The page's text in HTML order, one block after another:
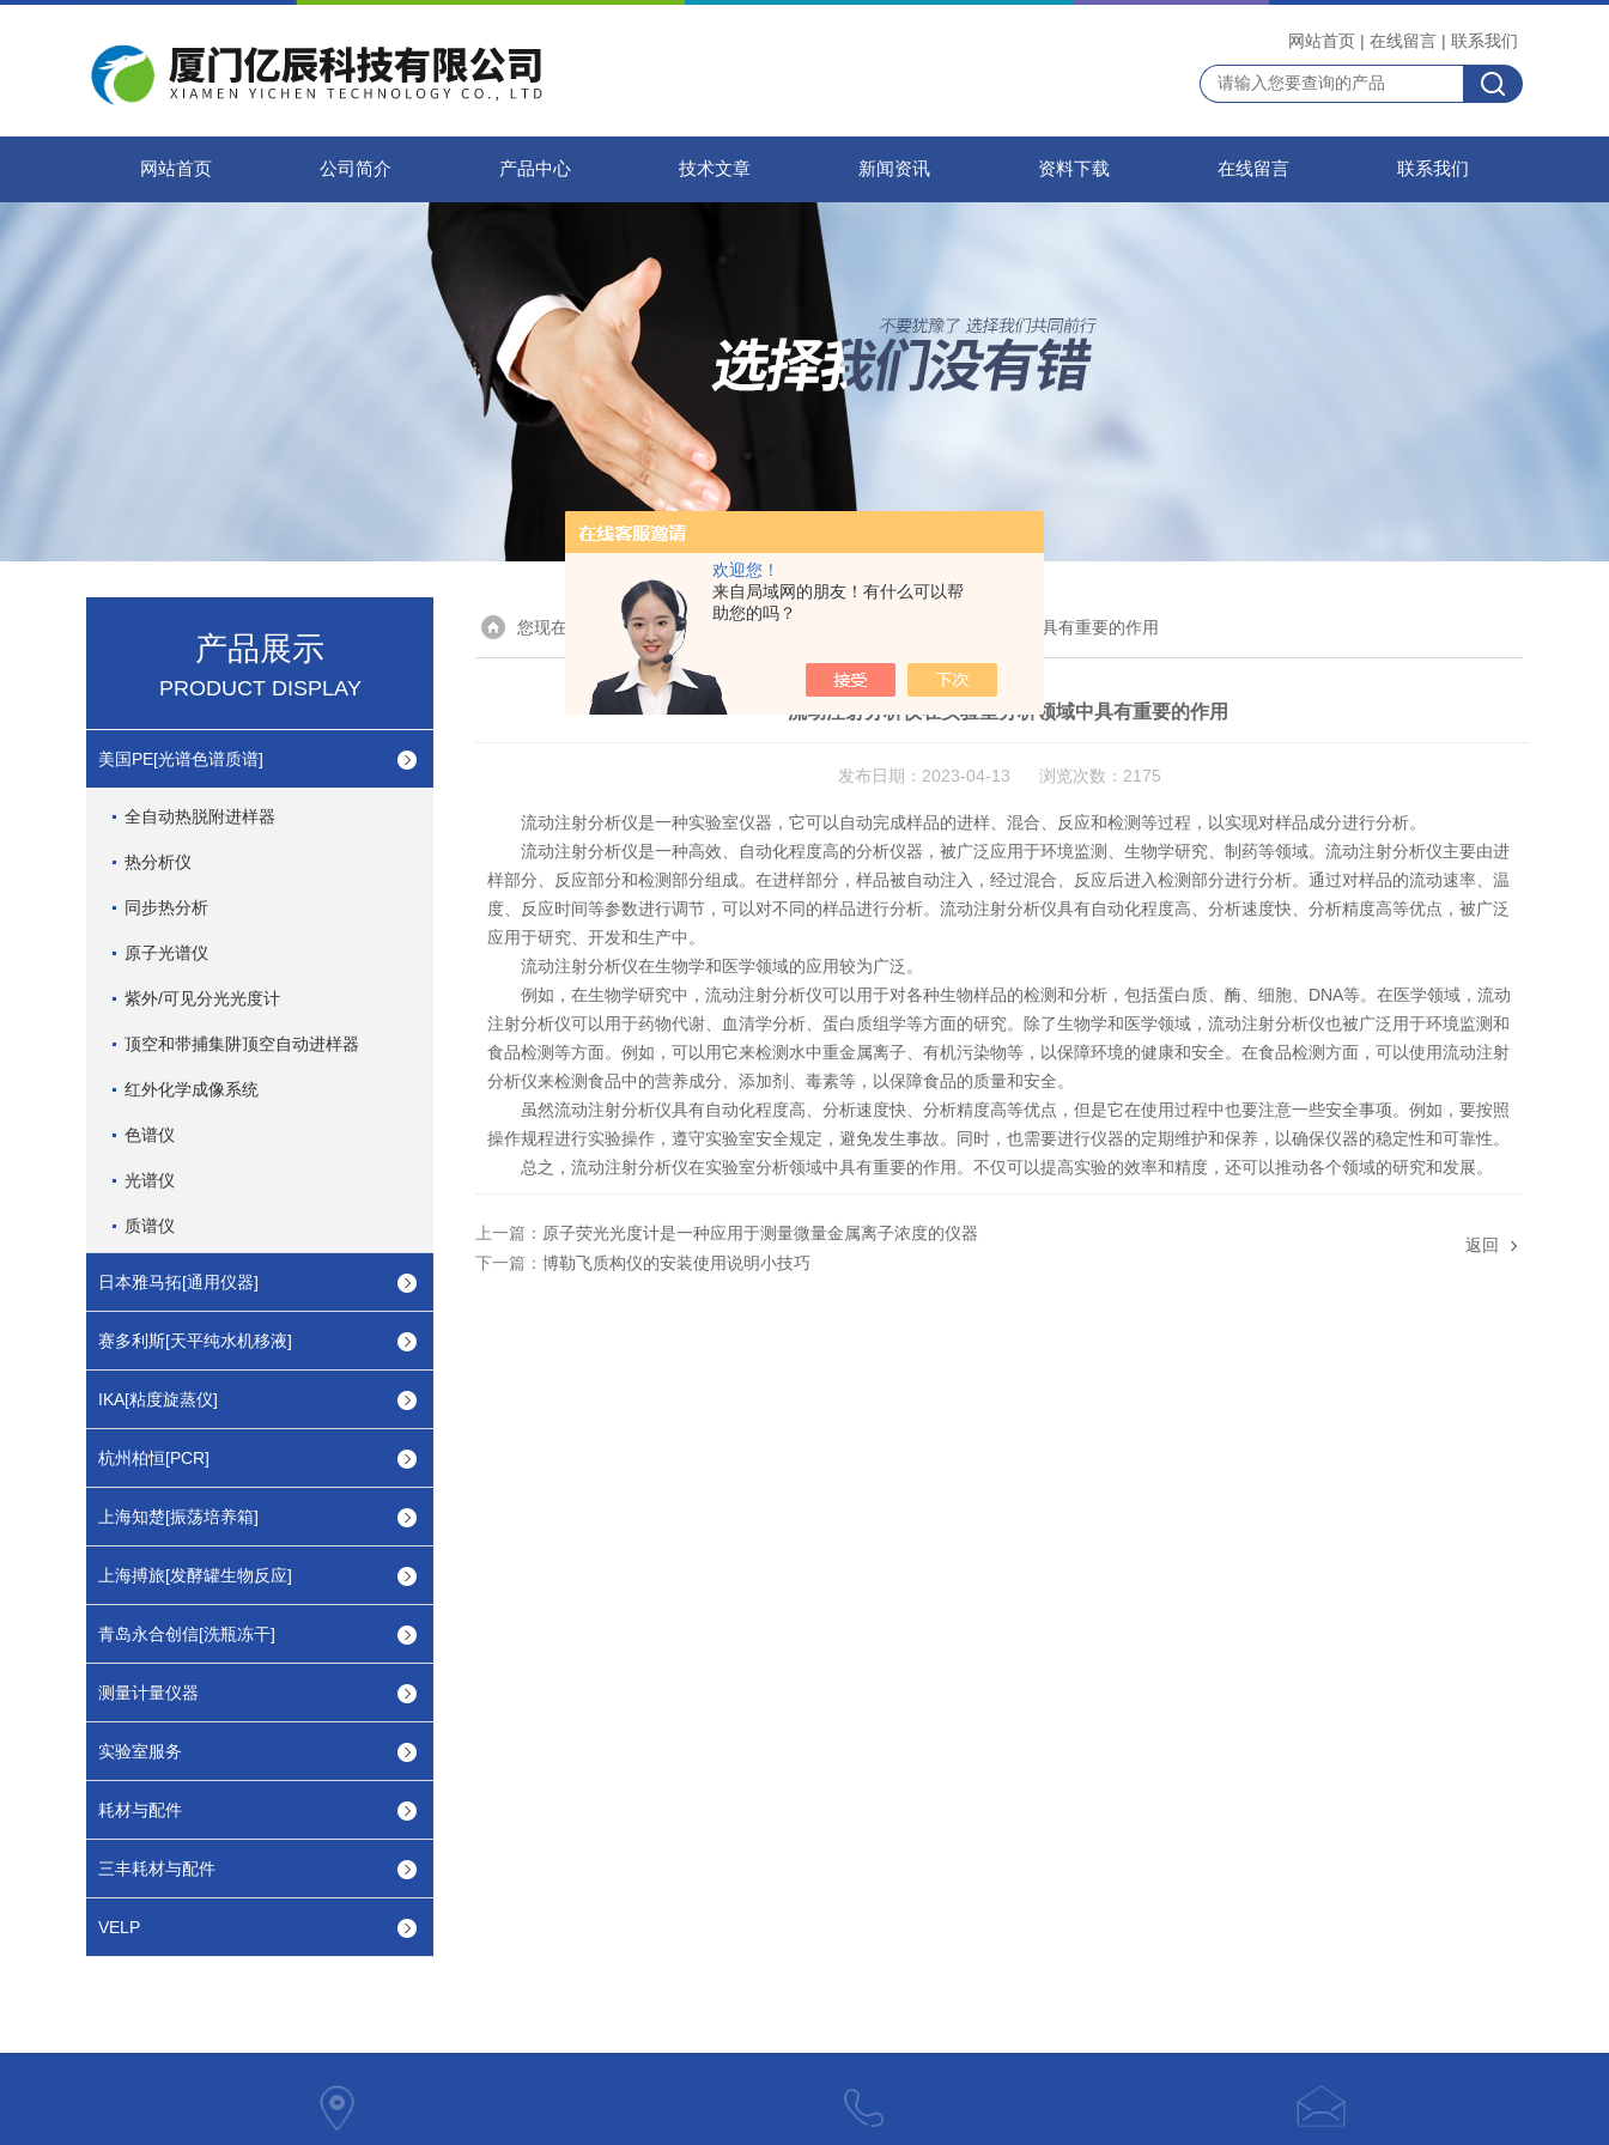
欢迎您！
来自局域网的朋友！有什么可以帮
助您的吗？
网站首页 | 在线留言 | 联系我们
网站首页 公司简介 产品中心 技术文章 新闻资讯 资料下载 在线留言 联系我们
产品展示
PRODUCT DISPLAY
美国PE[光谱色谱质谱]
全自动热脱附进样器
热分析仪
同步热分析
原子光谱仪
紫外/可见分光光度计
顶空和带捕集阱顶空自动进样器
红外化学成像系统
色谱仪
光谱仪
质谱仪
日本雅马拓[通用仪器]
赛多利斯[天平纯水机移液]
IKA[粘度旋蒸仪]
杭州柏恒[PCR]
上海知楚[振荡培养箱]
上海搏旅[发酵罐生物反应]
青岛永合创信[洗瓶冻干]
测量计量仪器
实验室服务
耗材与配件
三丰耗材与配件
VELP
您现在的位置：首页> 技术文章 > 流动注射分析仪在实验室分析领域中具有重要的作用
流动注射分析仪在实验室分析领域中具有重要的作用
发布日期：2023-04-13 浏览次数：2175
流动注射分析仪是一种实验室仪器，它可以自动完成样品的进样、混合、反应和检测等过程，以实现对样品成分进行分析。
流动注射分析仪是一种高效、自动化程度高的分析仪器，被广泛应用于环境监测、生物学研究、制药等领域。流动注射分析仪主要由进
样部分、反应部分和检测部分组成。在进样部分，样品被自动注入，经过混合、反应后进入检测部分进行分析。通过对样品的流动速率、温
度、反应时间等参数进行调节，可以对不同的样品进行分析。流动注射分析仪具有自动化程度高、分析速度快、分析精度高等优点，被广泛
应用于研究、开发和生产中。
流动注射分析仪在生物学和医学领域的应用较为广泛。
例如，在生物学研究中，流动注射分析仪可以用于对各种生物样品的检测和分析，包括蛋白质、酶、细胞、DNA等。在医学领域，流动
注射分析仪可以用于药物代谢、血清学分析、蛋白质组学等方面的研究。除了生物学和医学领域，流动注射分析仪也被广泛用于环境监测和
食品检测等方面。例如，可以用它来检测水中重金属离子、有机污染物等，以保障环境的健康和安全。在食品检测方面，可以使用流动注射
分析仪来检测食品中的营养成分、添加剂、毒素等，以保障食品的质量和安全。
虽然流动注射分析仪具有自动化程度高、分析速度快、分析精度高等优点，但是它在使用过程中也要注意一些安全事项。例如，要按照
操作规程进行实验操作，遵守实验室安全规定，避免发生事故。同时，也需要进行仪器的定期维护和保养，以确保仪器的稳定性和可靠性。
总之，流动注射分析仪在实验室分析领域中具有重要的作用。不仅可以提高实验的效率和精度，还可以推动各个领域的研究和发展。
上一篇： 原子荧光光度计是一种应用于测量微量金属离子浓度的仪器
下一篇： 博勒飞质构仪的安装使用说明小技巧
返回